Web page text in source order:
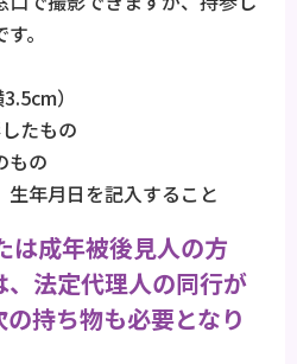
。
）
たもの
もの
生年月日を記入すること
は成年被後見人の方
法定代理人の同行が
持ち物も必要となり